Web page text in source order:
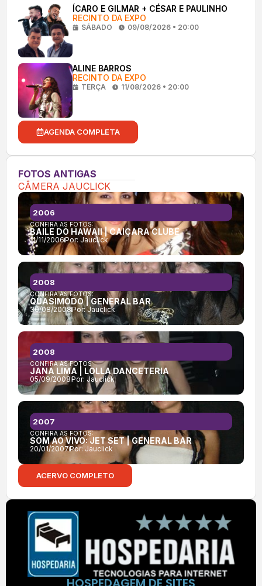
ÍCARO E GILMAR + CÉSAR E PAULINHO
RECINTO DA EXPO
SÁBADO 09/08/2026 • 20:00
ALINE BARROS
RECINTO DA EXPO
TERÇA 11/08/2026 • 20:00
AGENDA COMPLETA
FOTOS ANTIGAS
CÂMERA JAUCLICK
CONFIRA AS FOTOS:
BAILE DO HAWAII | CAIÇARA CLUBE
11/11/2006Por: Jauclick
2006
CONFIRA AS FOTOS:
QUASIMODO | GENERAL BAR
30/08/2008Por:Jauclick
2008
CONFIRA AS FOTOS:
JANA LIMA | LOLLA DANCETERIA
05/09/2008Por: Jauclick
2008
CONFIRA AS FOTOS:
SOM AO VIVO: JET SET | GENERAL BAR
20/01/2007Por: Jauclick
2007
ACERVO COMPLETO